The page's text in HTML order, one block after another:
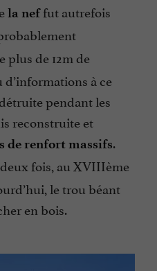
la neffut autrefois
plus de 12m de
à ce
pendant les
reconstruite et
de renfort massifs.
fois, au XVIIIème
le trou béant
en bois.